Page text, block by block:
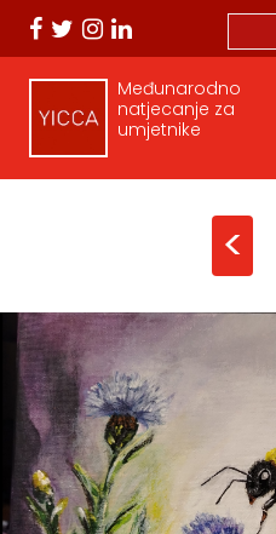
Međunarodno
natjecanje za
umjetnike
<